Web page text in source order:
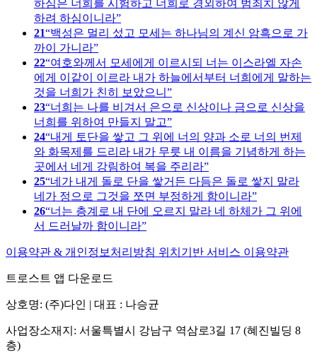
하심은 너희를 시험하고 너희로 경외하여 범죄치 않게
하려 하심이니라
21 백성은 멀리 섰고 모세는 하나님의 계신 암흑으로 가
까이 가니라
22 여호와께서 모세에게 이르시되 너는 이스라엘 자손
에게 이같이 이르라 내가 하늘에서부터 너희에게 말하는
것을 너희가 친히 보았으니
23 너희는 나를 비겨서 은으로 신상이나 금으로 신상을
너희를 위하여 만들지 말고
24 내게 토단을 쌓고 그 위에 너의 양과 소로 너의 번제
와 화목제를 드리라 내가 무릇 내 이름을 기념하게 하는
곳에서 네게 강림하여 복을 주리라
25 네가 내게 돌로 단을 쌓거든 다듬은 돌로 쌓지 말라
네가 정으로 그것을 쪼면 부정하게 함이니라
26 너는 층계로 내 단에 오르지 말라 네 하체가 그 위에
서 드러날까 함이니라
이용약관 & 개인정보처리방침 위치기반 서비스 이용약관
트로스트 앱 다운로드
상호명: (주)다인 | 대표 : 나승균
사업장소재지: 서울특별시 강남구 역삼로3길 17 (혜진빌딩 8
층)